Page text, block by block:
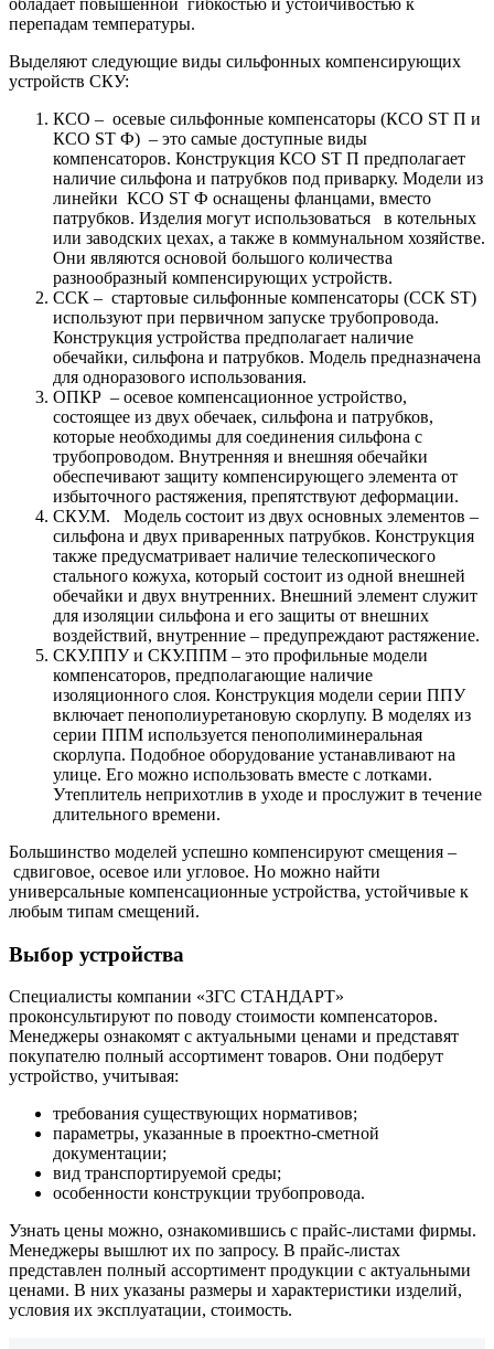
перепадам температуры.
Выделяют следующие виды сильфонных компенсирующих
устройств СКУ:
КСО – осевые сильфонные компенсаторы (КСО ST П и
КСО ST Ф) – это самые доступные виды
компенсаторов. Конструкция КСО ST П предполагает
наличие сильфона и патрубков под приварку. Модели из
линейки КСО ST Ф оснащены фланцами, вместо
патрубков. Изделия могут использоваться в котельных
или заводских цехах, а также в коммунальном хозяйстве.
Они являются основой большого количества
разнообразный компенсирующих устройств.
ССК – стартовые сильфонные компенсаторы (ССК ST)
используют при первичном запуске трубопровода.
Конструкция устройства предполагает наличие
обечайки, сильфона и патрубков. Модель предназначена
для одноразового использования.
ОПКР – осевое компенсационное устройство,
состоящее из двух обечаек, сильфона и патрубков,
которые необходимы для соединения сильфона с
трубопроводом. Внутренняя и внешняя обечайки
обеспечивают защиту компенсирующего элемента от
избыточного растяжения, препятствуют деформации.
СКУ.М. Модель состоит из двух основных элементов –
сильфона и двух приваренных патрубков. Конструкция
также предусматривает наличие телескопического
стального кожуха, который состоит из одной внешней
обечайки и двух внутренних. Внешний элемент служит
для изоляции сильфона и его защиты от внешних
воздействий, внутренние – предупреждают растяжение.
СКУ.ППУ и СКУ.ППМ – это профильные модели
компенсаторов, предполагающие наличие
изоляционного слоя. Конструкция модели серии ППУ
включает пенополиуретановую скорлупу. В моделях из
серии ППМ используется пенополиминеральная
скорлупа. Подобное оборудование устанавливают на
улице. Его можно использовать вместе с лотками.
Утеплитель неприхотлив в уходе и прослужит в течение
длительного времени.
Большинство моделей успешно компенсируют смещения –
сдвиговое, осевое или угловое. Но можно найти
универсальные компенсационные устройства, устойчивые к
любым типам смещений.
Выбор устройства
Специалисты компании «ЗГС СТАНДАРТ»
проконсультируют по поводу стоимости компенсаторов.
Менеджеры ознакомят с актуальными ценами и представят
покупателю полный ассортимент товаров. Они подберут
устройство, учитывая:
требования существующих нормативов;
параметры, указанные в проектно-сметной
документации;
вид транспортируемой среды;
особенности конструкции трубопровода.
Узнать цены можно, ознакомившись с прайс-листами фирмы.
Менеджеры вышлют их по запросу. В прайс-листах
представлен полный ассортимент продукции с актуальными
ценами. В них указаны размеры и характеристики изделий,
условия их эксплуатации, стоимость.